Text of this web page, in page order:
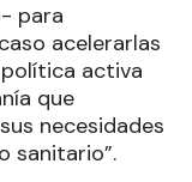
para
acelerarlas
activa
que
necesidades
sanitario”.